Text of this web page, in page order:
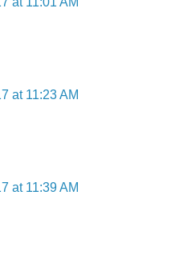
at 11:23 AM
at 11:39 AM